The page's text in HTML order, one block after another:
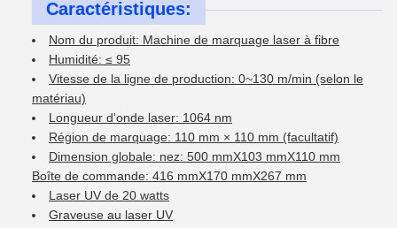
Caractéristiques:
Nom du produit: Machine de marquage laser à fibre
Humidité: ≤ 95
Vitesse de la ligne de production: 0~130 m/min (selon le
matériau)
Longueur d'onde laser: 1064 nm
Région de marquage: 110 mm × 110 mm (facultatif)
Dimension globale: nez: 500 mmX103 mmX110 mm
Boîte de commande: 416 mmX170 mmX267 mm
Laser UV de 20 watts
Graveuse au laser UV